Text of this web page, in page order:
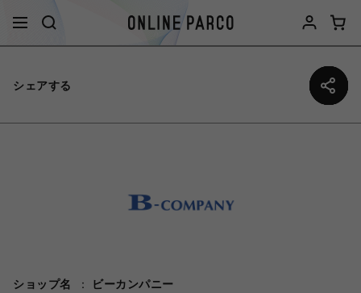
シェアする
ショップ名
ビーカンパニー